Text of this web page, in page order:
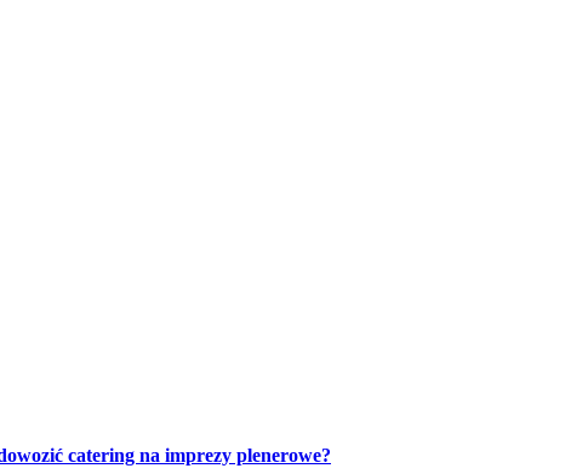
catering na imprezy plenerowe?